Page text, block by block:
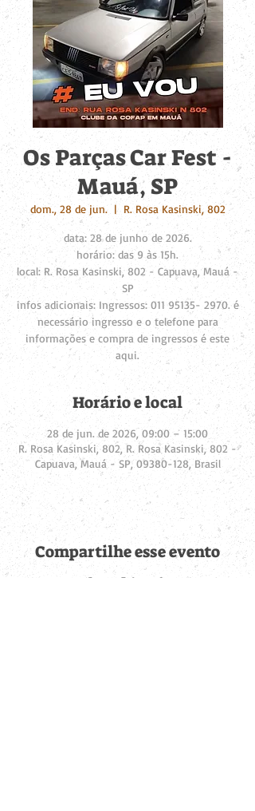
Os Parças Car Fest -
Mauá, SP
dom., 28 de jun.
  |
R. Rosa Kasinski, 802
data: 28 de junho de 2026.
horário: das 9 às 15h.
local: R. Rosa Kasinski, 802 - Capuava, Mauá -
SP
infos adicionais: Ingressos: 011 95135- 2970. é
necessário ingresso e o telefone para
informações e compra de ingressos é este
aqui.
Horário e local
28 de jun. de 2026, 09:00 – 15:00
R. Rosa Kasinski, 802, R. Rosa Kasinski, 802 -
Capuava, Mauá - SP, 09380-128, Brasil
Compartilhe esse evento